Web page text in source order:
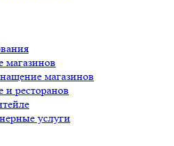
магазинов
магазинов
ресторанов
услуги